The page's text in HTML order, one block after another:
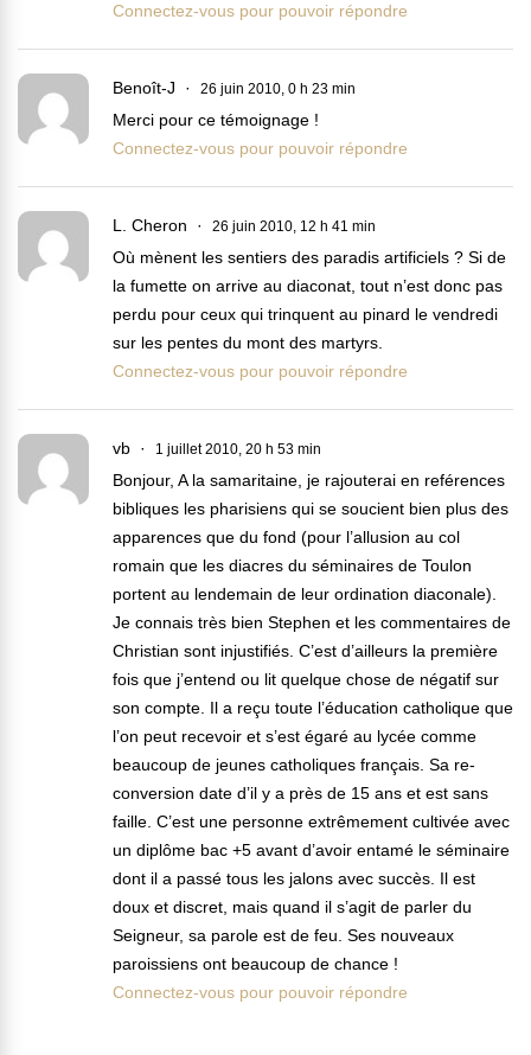
Connectez-vous pour pouvoir répondre
Benoît-J 26 juin 2010, 0 h 23 min
Merci pour ce témoignage !
Connectez-vous pour pouvoir répondre
L. Cheron 26 juin 2010, 12 h 41 min
Où mènent les sentiers des paradis artificiels ? Si de
la fumette on arrive au diaconat, tout n’est donc pas
perdu pour ceux qui trinquent au pinard le vendredi
sur les pentes du mont des martyrs.
Connectez-vous pour pouvoir répondre
vb 1 juillet 2010, 20 h 53 min
Bonjour, A la samaritaine, je rajouterai en reférences
bibliques les pharisiens qui se soucient bien plus des
apparences que du fond (pour l’allusion au col
romain que les diacres du séminaires de Toulon
portent au lendemain de leur ordination diaconale).
Je connais très bien Stephen et les commentaires de
Christian sont injustifiés. C’est d’ailleurs la première
fois que j’entend ou lit quelque chose de négatif sur
son compte. Il a reçu toute l’éducation catholique que
l’on peut recevoir et s’est égaré au lycée comme
beaucoup de jeunes catholiques français. Sa re-
conversion date d’il y a près de 15 ans et est sans
faille. C’est une personne extrêmement cultivée avec
un diplôme bac +5 avant d’avoir entamé le séminaire
dont il a passé tous les jalons avec succès. Il est
doux et discret, mais quand il s’agit de parler du
Seigneur, sa parole est de feu. Ses nouveaux
paroissiens ont beaucoup de chance !
Connectez-vous pour pouvoir répondre